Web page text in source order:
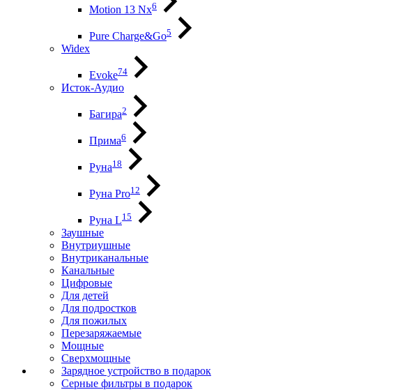
Motion 13 Nx6
Pure Charge&Go5
Widex
Evoke74
Исток-Аудио
Багира2
Прима6
Руна18
Руна Pro12
Руна L15
Заушные
Внутриушные
Внутриканальные
Канальные
Цифровые
Для детей
Для подростков
Для пожилых
Перезаряжаемые
Мощные
Сверхмощные
Зарядное устройство в подарок
Серные фильтры в подарок